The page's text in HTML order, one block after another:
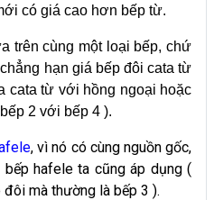
có giá cao hơn bếp từ.
trên cùng một loại bếp, chứ
hạn giá bếp đôi cata từ
cata từ với hồng ngoại hoặc
2 với bếp 4 ).
, vì nó có cùng nguồn gốc,
hafele ta cũng áp dụng (
mà thường là bếp 3 ).